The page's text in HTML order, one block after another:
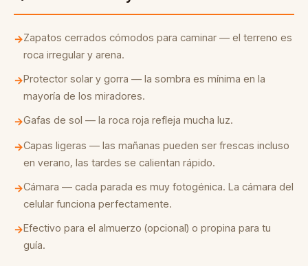
→Zapatos cerrados cómodos para caminar — el terreno es
roca irregular y arena.
→Protector solar y gorra — la sombra es mínima en la
mayoría de los miradores.
→Gafas de sol — la roca roja refleja mucha luz.
→Capas ligeras — las mañanas pueden ser frescas incluso
en verano, las tardes se calientan rápido.
→Cámara — cada parada es muy fotogénica. La cámara del
celular funciona perfectamente.
→Efectivo para el almuerzo (opcional) o propina para tu
guía.